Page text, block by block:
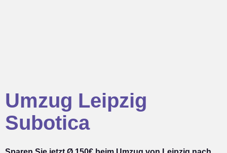
Umzug Leipzig
Subotica